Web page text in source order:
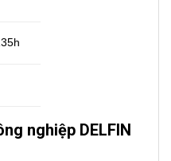
nghiệp DELFIN